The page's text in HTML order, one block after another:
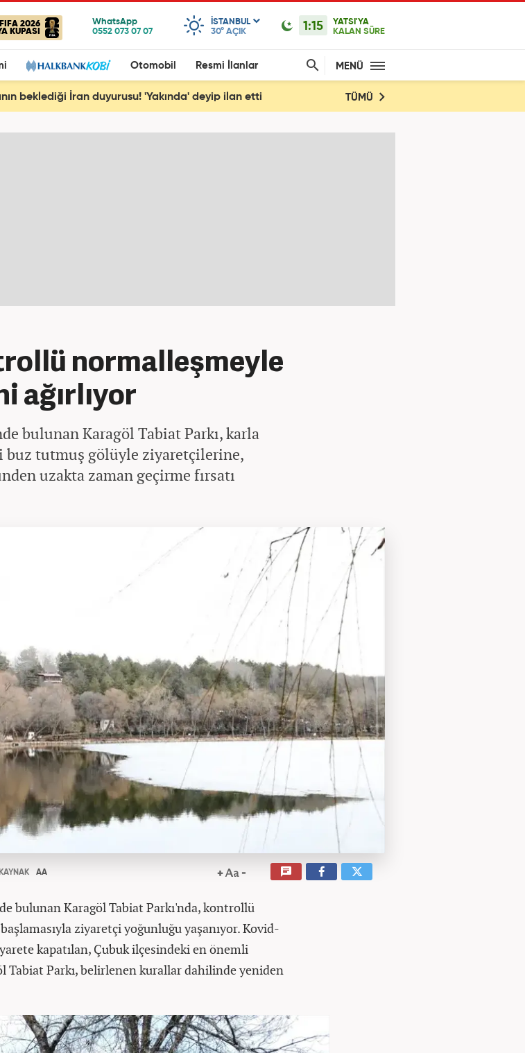
FIFA 2026
KUPASI
ISTANBUL
30° AÇIK 1:15
YATSI'YA
KALAN SÜRE
Otomobil Resmi İlanlar MENÜ
beklediği İran duyurusu! 'Yakında' deyip ilan etti TÜMÜ
normalleşmeyle
ağırlıyor
bulunan Karagöl Tabiat Parkı, karla
buz tutmuş gölüyle ziyaretçilerine,
uzakta zaman geçirme fırsatı
KAYNAK AA
bulunan Karagöl Tabiat Parkı'nda, kontrollü
ziyaretçi yoğunluğu yaşanıyor. Kovid-
kapatılan, Çubuk ilçesindeki en önemli
Parkı, belirlenen kurallar dahilinde yeniden